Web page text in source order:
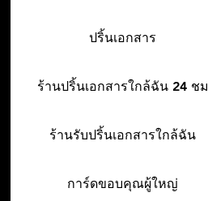
ปริ้นเอกสาร
ร้านปริ้นเอกสารใกล้ฉัน 24 ชม
ร้านรับปริ้นเอกสารใกล้ฉัน
การ์ดขอบคุณผู้ใหญ่